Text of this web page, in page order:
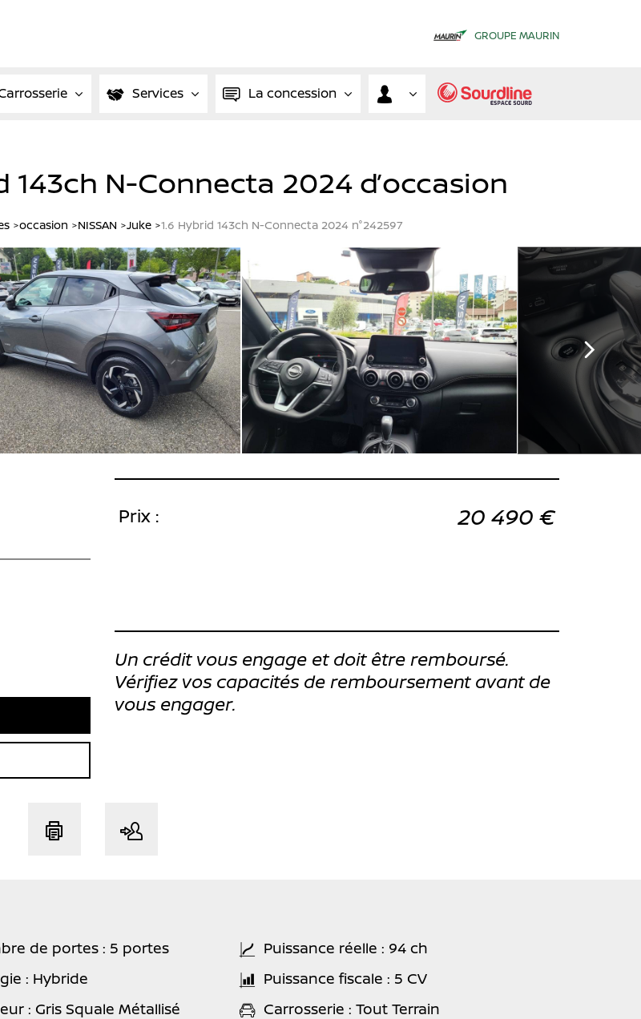
GROUPE MAURIN
Services La concession
143ch N-Connecta 2024 d’occasion
occasion NISSAN Juke 1.6 Hybrid 143ch N-Connecta 2024 n°242597
Prix : 20 490 €
Un crédit vous engage et doit être remboursé.
Vérifiez vos capacités de remboursement avant de
vous engager.
de portes : 5 portes
Puissance réelle : 94 ch
: Hybride
Puissance fiscale : 5 CV
: Gris Squale Métallisé
Carrosserie : Tout Terrain